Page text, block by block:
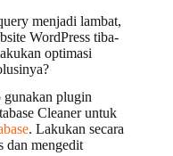
menjadi lambat,
WordPress tiba-
optimasi
gunakan plugin
Cleaner untuk
. Lakukan secara
dan mengedit